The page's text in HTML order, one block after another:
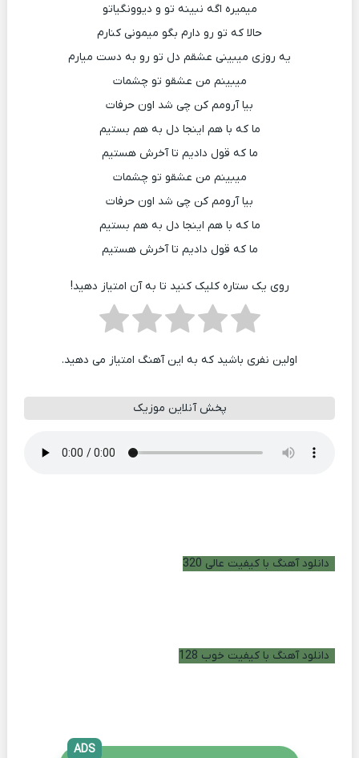
میمیره اگه نبینه تو و دیوونگیاتو
حالا که تو رو دارم بگو میمونی کنارم
یه روزی میبینی عشقم دل تو رو به دست میارم
میبینم من عشقو تو چشمات
بیا آرومم کن چی شد اون حرفات
ما که با هم اینجا دل به هم بستیم
ما که قول دادیم تا آخرش هستیم
میبینم من عشقو تو چشمات
بیا آرومم کن چی شد اون حرفات
ما که با هم اینجا دل به هم بستیم
ما که قول دادیم تا آخرش هستیم
روی یک ستاره کلیک کنید تا به آن امتیاز دهید!
اولین نفری باشید که به این آهنگ امتیاز می دهید.
پخش آنلاین موزیک
دانلود آهنگ با کیفیت عالی 320
دانلود آهنگ با کیفیت خوب 128
ADS